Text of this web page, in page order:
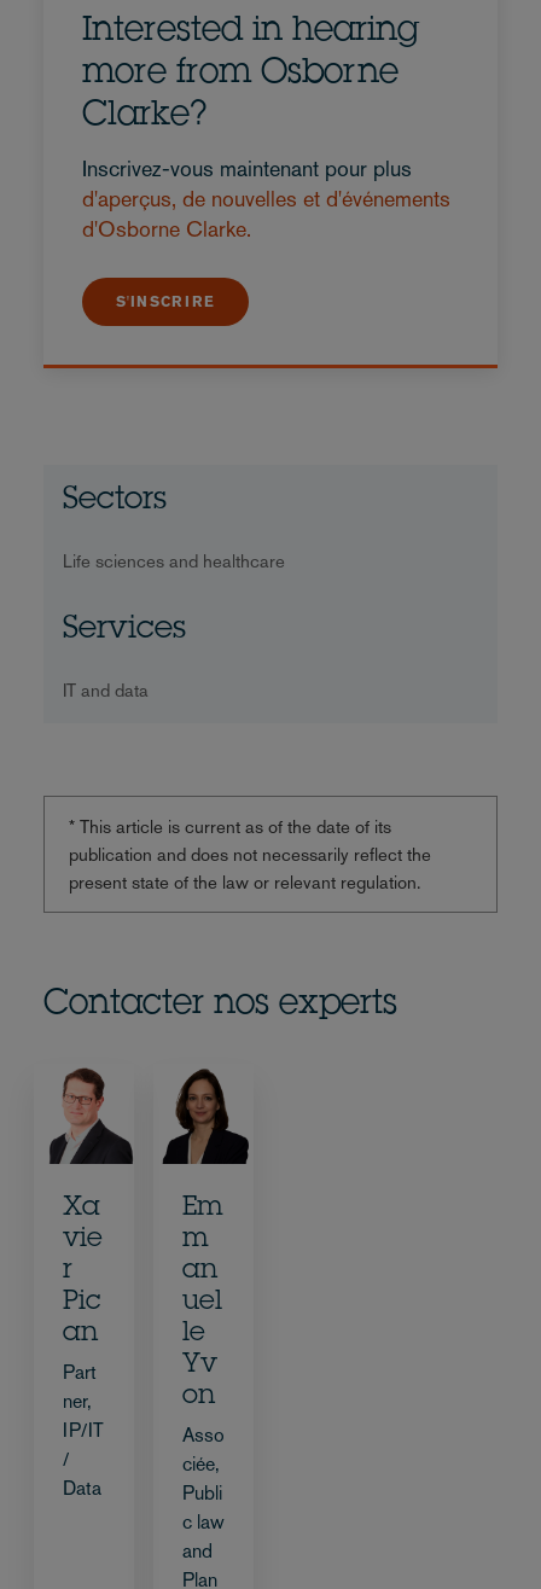
Interested in hearing
more from Osborne
Clarke?
Inscrivez-vous maintenant pour plus
d'aperçus, de nouvelles et d'événements
d'Osborne Clarke.
S'INSCRIRE
Sectors
Life sciences and healthcare
Services
IT and data
* This article is current as of the date of its
publication and does not necessarily reflect the
present state of the law or relevant regulation.
Contacter nos experts
Xa
vie
r
Pic
an
Part
ner,
IP/IT
/
Data
Em
m
an
uel
le
Yv
on
Asso
ciée,
Publi
c law
and
Plan